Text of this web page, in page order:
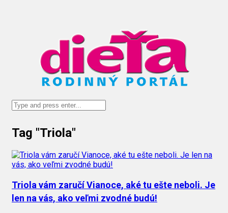
Tag "Triola"
Triola vám zaručí Vianoce, aké tu ešte neboli. Je
len na vás, ako veľmi zvodné budú!